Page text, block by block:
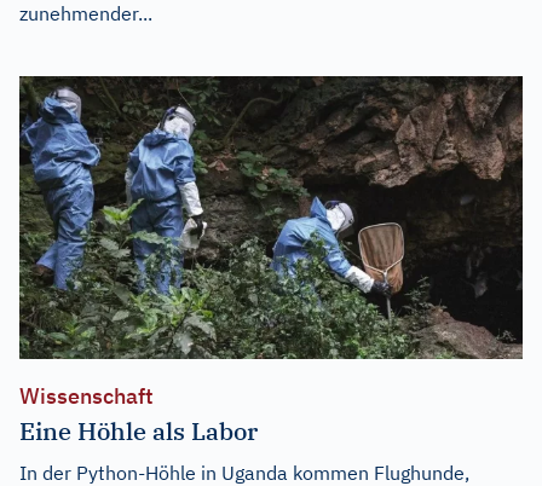
zunehmender...
Wissenschaft
Eine Höhle als Labor
In der Python-Höhle in Uganda kommen Flughunde,